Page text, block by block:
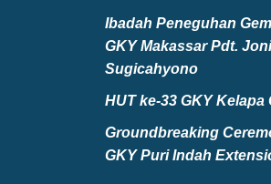
Ibadah Peneguhan
GKY Makassar Pdt. Joni
Sugicahyono
HUT ke-33 GKY Kelapa
Groundbreaking
GKY Puri Indah